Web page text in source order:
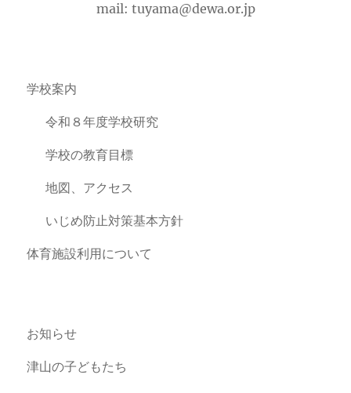
mail: tuyama@dewa.or.jp
学校案内
令和８年度学校研究
学校の教育目標
地図、アクセス
いじめ防止対策基本方針
体育施設利用について
お知らせ
津山の子どもたち